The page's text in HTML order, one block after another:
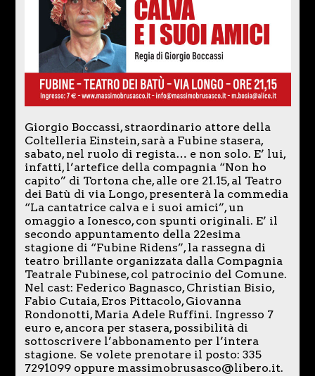
Giorgio Boccassi, straordinario attore della
Coltelleria Einstein, sarà a Fubine stasera,
sabato, nel ruolo di regista… e non solo. E’ lui,
infatti, l’artefice della compagnia “Non ho
capito” di Tortona che, alle ore 21.15, al Teatro
dei Batù di via Longo, presenterà la commedia
“La cantatrice calva e i suoi amici”, un
omaggio a Ionesco, con spunti originali. E’ il
secondo appuntamento della 22esima
stagione di “Fubine Ridens”, la rassegna di
teatro brillante organizzata dalla Compagnia
Teatrale Fubinese, col patrocinio del Comune.
Nel cast: Federico Bagnasco, Christian Bisio,
Fabio Cutaia, Eros Pittacolo, Giovanna
Rondonotti, Maria Adele Ruffini. Ingresso 7
euro e, ancora per stasera, possibilità di
sottoscrivere l’abbonamento per l’intera
stagione. Se volete prenotare il posto: 335
7291099 oppure massimobrusasco@libero.it.